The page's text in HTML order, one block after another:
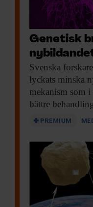
Genetisk
Svenska
lyckats minska
mekanism som
bättre
PREMIUM